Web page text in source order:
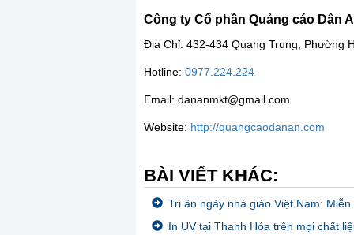
Công ty Cổ phần Quảng cáo Dân
Địa Chỉ: 432-434 Quang Trung, Phường
Hotline: 0977.224.224
Email: dananmkt@gmail.com
Website: http://quangcaodanan.com
BÀI VIẾT KHÁC:
Tri ân ngày nhà giáo Việt Nam:
In UV tại Thanh Hóa trên mọi chất